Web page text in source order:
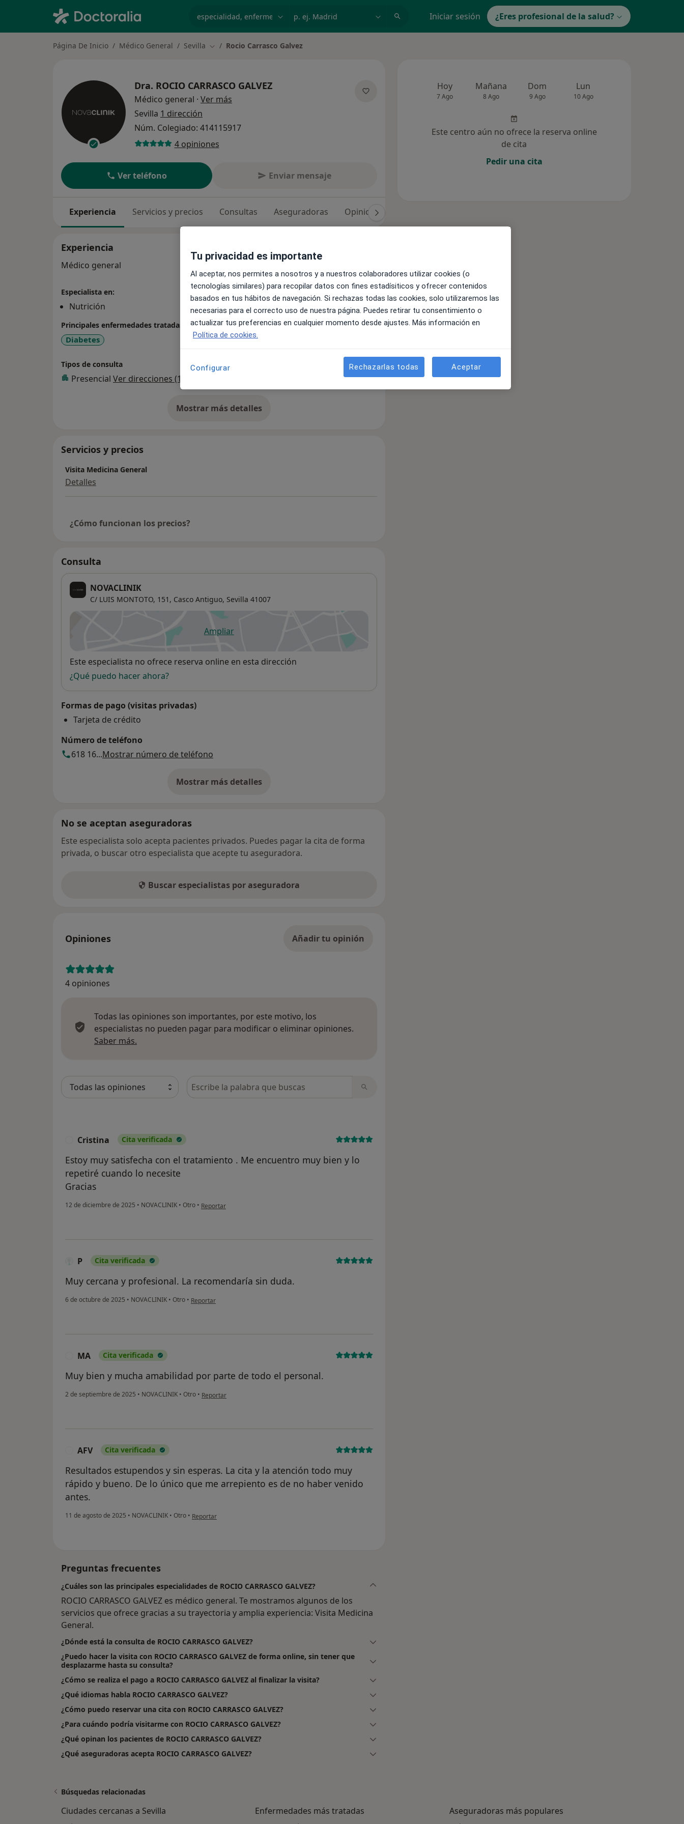
Iniciar sesión ¿Eres profesional de la salud?
Página De Inicio Médico General Sevilla Cambiar de ciudad
Rocio Carrasco Galvez
Dra. ROCIO CARRASCO GALVEZ
Médico general · Ver más
Sevilla 1 dirección
Núm. Colegiado: 414115917
4 opiniones
Ver teléfono Enviar mensaje
Experiencia Servicios y precios Consultas Aseguradoras Opiniones (4)
Experiencia
Médico general
Especialista en:
Nutrición
Principales enfermedades tratadas
Diabetes
Tipos de consulta
Presencial Ver direcciones (1)
Mostrar más detalles
sobre la experiencia
Servicios y precios
Visita Medicina General
Detalles
¿Cómo funcionan los precios?
Consulta
NOVACLINIK
C/ LUIS MONTOTO, 151, Casco Antiguo, Sevilla 41007
Ampliarse abre en una nueva pestaña
Disponibilidad
Este especialista no ofrece reserva online en esta dirección
¿Qué puedo hacer ahora?
Formas de pago (visitas privadas)
Tarjeta de crédito
Número de teléfono
618 16...Mostrar número de teléfono
Mostrar más detalles
sobre la dirección
No se aceptan aseguradoras
Este especialista solo acepta pacientes privados. Puedes pagar la cita de forma
privada, o buscar otro especialista que acepte tu aseguradora.
Buscar especialistas por aseguradora
Opiniones Añadir tu opinión
4 opiniones
Todas las opiniones son importantes, por este motivo, los
especialistas no pueden pagar para modificar o eliminar opiniones.
Saber más.
Busca en opiniones
Cristina Cita verificada
Estoy muy satisfecha con el tratamiento . Me encuentro muy bien y lo
repetiré cuando lo necesite
Gracias
12 de diciembre de 2025 • NOVACLINIK • Otro • en opinión del usuario Cristina
Reportar
P Cita verificada
Muy cercana y profesional. La recomendaría sin duda.
6 de octubre de 2025 • NOVACLINIK • Otro • en opinión del usuario P
Reportar
MA Cita verificada
Muy bien y mucha amabilidad por parte de todo el personal.
2 de septiembre de 2025 • NOVACLINIK • Otro • en opinión del usuario MA
Reportar
AFV Cita verificada
Resultados estupendos y sin esperas. La cita y la atención todo muy
rápido y bueno. De lo único que me arrepiento es de no haber venido
antes.
11 de agosto de 2025 • NOVACLINIK • Otro • en opinión del usuario AFV
Reportar
Preguntas frecuentes
¿Cuáles son las principales especialidades de ROCIO CARRASCO GALVEZ?
ROCIO CARRASCO GALVEZ es médico general. Te mostramos algunos de los
servicios que ofrece gracias a su trayectoria y amplia experiencia: Visita Medicina
General.
¿Dónde está la consulta de ROCIO CARRASCO GALVEZ?
¿Puedo hacer la visita con ROCIO CARRASCO GALVEZ de forma online, sin tener que
desplazarme hasta su consulta?
¿Cómo se realiza el pago a ROCIO CARRASCO GALVEZ al finalizar la visita?
¿Qué idiomas habla ROCIO CARRASCO GALVEZ?
¿Cómo puedo reservar una cita con ROCIO CARRASCO GALVEZ?
¿Para cuándo podría visitarme con ROCIO CARRASCO GALVEZ?
¿Qué opinan los pacientes de ROCIO CARRASCO GALVEZ?
¿Qué aseguradoras acepta ROCIO CARRASCO GALVEZ?
Hoy
7 Ago
Mañana
8 Ago
Dom
9 Ago
Lun
10 Ago
Este centro aún no ofrece la reserva online
de cita
Pedir una cita
Búsquedas relacionadas
Ciudades cercanas a Sevilla
Enfermedades más tratadas
Aseguradoras más populares
Tu privacidad es importante
Al aceptar, nos permites a nosotros y a nuestros colaboradores utilizar cookies (o
tecnologías similares) para recopilar datos con fines estadísiticos y ofrecer contenidos
basados en tus hábitos de navegación. Si rechazas todas las cookies, solo utilizaremos las
necesarias para el correcto uso de nuestra página. Puedes retirar tu consentimiento o
actualizar tus preferencias en cualquier momento desde ajustes. Más información en
Política de cookies.
Configurar Rechazarlas todas Aceptar